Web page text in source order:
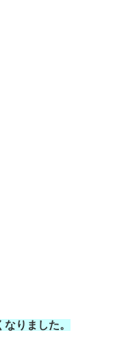
りました。